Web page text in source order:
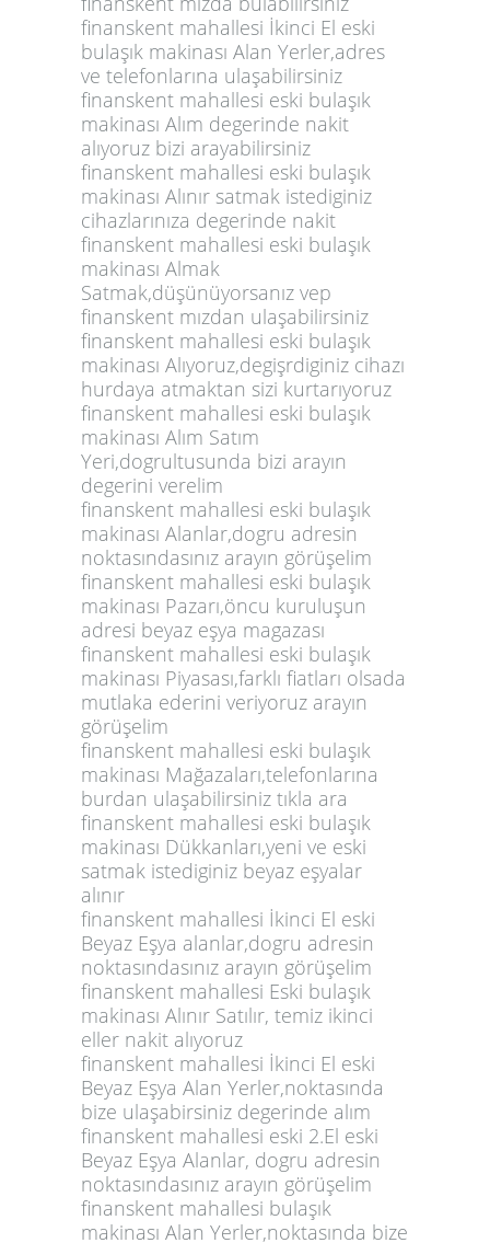
finanskent mahallesi İkinci El eski
bulaşık makinası Alan Yerler,adres
ve telefonlarına ulaşabilirsiniz
finanskent mahallesi eski bulaşık
makinası Alım degerinde nakit
alıyoruz bizi arayabilirsiniz
finanskent mahallesi eski bulaşık
makinası Alınır satmak istediginiz
cihazlarınıza degerinde nakit
finanskent mahallesi eski bulaşık
makinası Almak
Satmak,düşünüyorsanız vep
finanskent mızdan ulaşabilirsiniz
finanskent mahallesi eski bulaşık
makinası Alıyoruz,degişrdiginiz cihazı
hurdaya atmaktan sizi kurtarıyoruz
finanskent mahallesi eski bulaşık
makinası Alım Satım
Yeri,dogrultusunda bizi arayın
degerini verelim
finanskent mahallesi eski bulaşık
makinası Alanlar,dogru adresin
noktasındasınız arayın görüşelim
finanskent mahallesi eski bulaşık
makinası Pazarı,öncu kuruluşun
adresi beyaz eşya magazası
finanskent mahallesi eski bulaşık
makinası Piyasası,farklı fiatları olsada
mutlaka ederini veriyoruz arayın
görüşelim
finanskent mahallesi eski bulaşık
makinası Mağazaları,telefonlarına
burdan ulaşabilirsiniz tıkla ara
finanskent mahallesi eski bulaşık
makinası Dükkanları,yeni ve eski
satmak istediginiz beyaz eşyalar
alınır
finanskent mahallesi İkinci El eski
Beyaz Eşya alanlar,dogru adresin
noktasındasınız arayın görüşelim
finanskent mahallesi Eski bulaşık
makinası Alınır Satılır, temiz ikinci
eller nakit alıyoruz
finanskent mahallesi İkinci El eski
Beyaz Eşya Alan Yerler,noktasında
bize ulaşabirsiniz degerinde alım
finanskent mahallesi eski 2.El eski
Beyaz Eşya Alanlar, dogru adresin
noktasındasınız arayın görüşelim
finanskent mahallesi bulaşık
makinası Alan Yerler,noktasında bize